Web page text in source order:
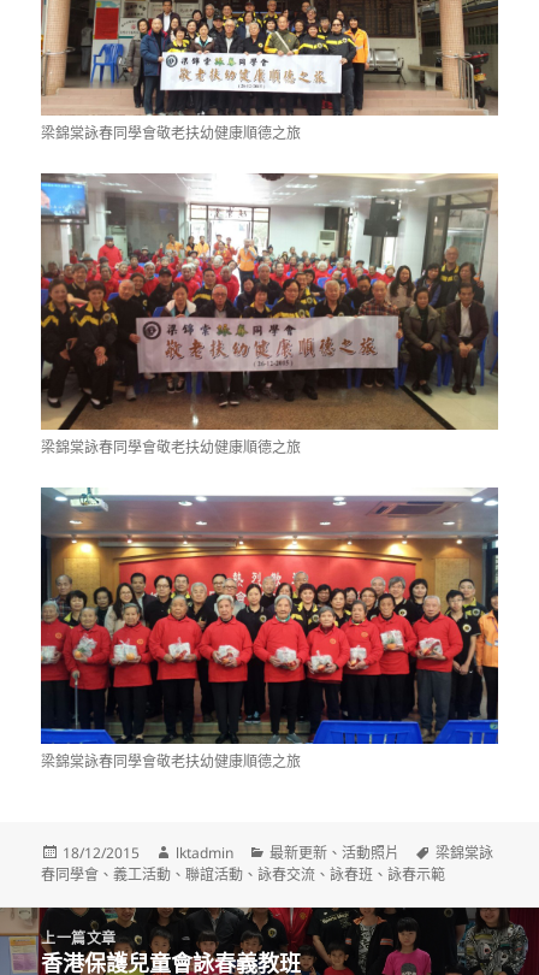
梁錦棠詠春同學會敬老扶幼健康順德之旅
梁錦棠詠春同學會敬老扶幼健康順德之旅
梁錦棠詠春同學會敬老扶幼健康順德之旅
發
佈
期:
18/12/2015
作
者
lktadmin
分
類
最新更新 、活動照片
標
籤
梁錦棠詠
春同學會 、義工活動 、聯誼活動 、詠春交流 、詠春班 、詠春示範
文
章
上一篇文章
上
香港保護兒童會詠春義教班